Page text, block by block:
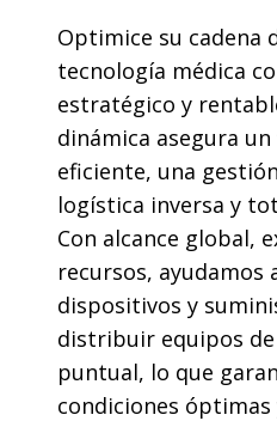
Optimice su cadena
tecnología médica
estratégico y
dinámica asegura
eficiente, una
logística inversa y
Con alcance global,
recursos, ayudamos
dispositivos y
distribuir equipos
puntual, lo que
condiciones